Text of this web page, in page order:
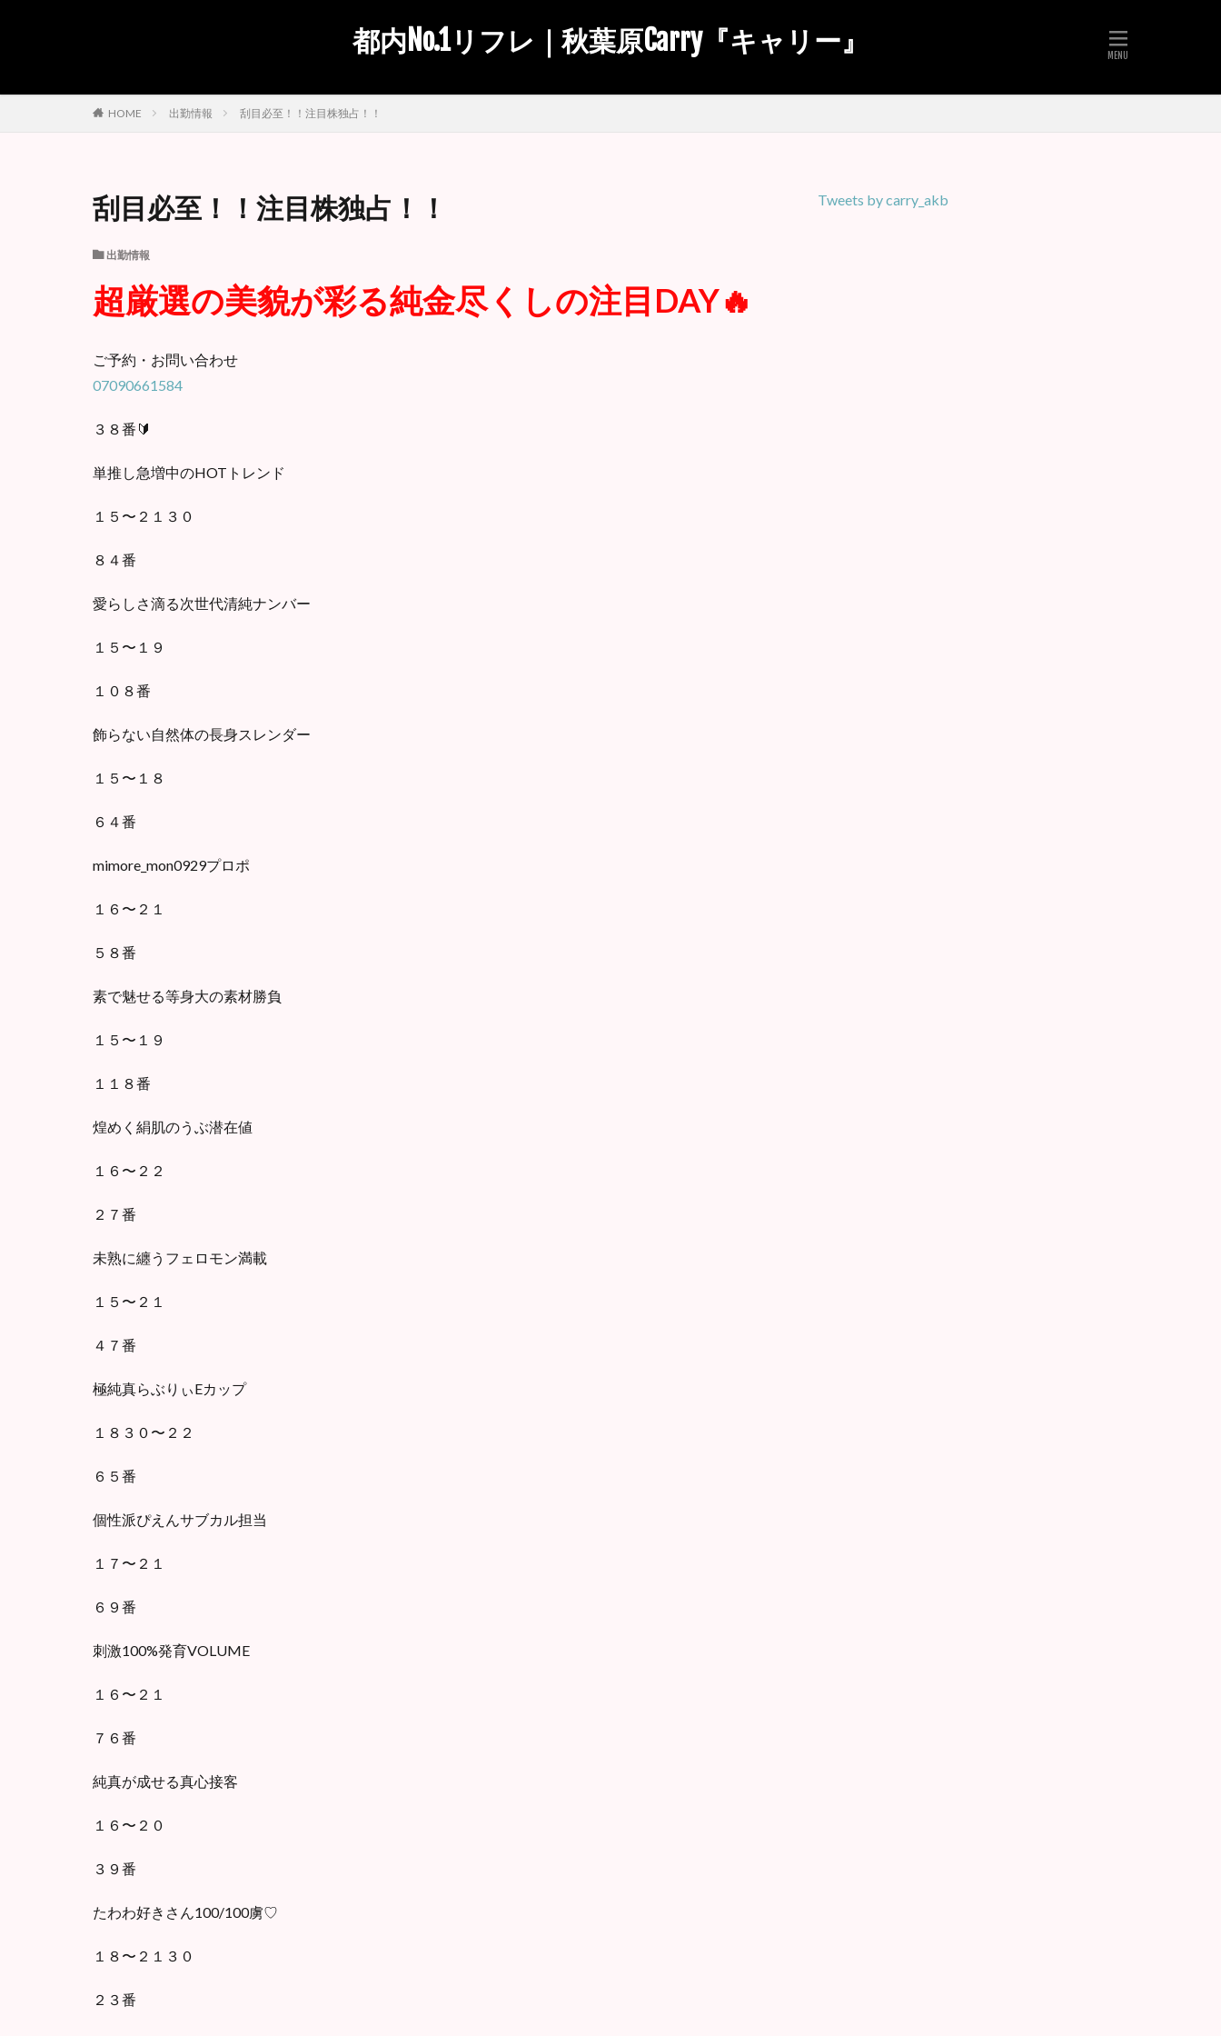
都内No.1リフレ｜秋葉原Carry『キャリー』
HOME 出勤情報 刮目必至！！注目株独占！！
刮目必至！！注目株独占！！
出勤情報
超厳選の美貌が彩る純金尽くしの注目DAY🔥
ご予約・お問い合わせ
07090661584
３８番🔰
単推し急増中のHOTトレンド
１５〜２１３０
８４番
愛らしさ滴る次世代清純ナンバー
１５〜１９
１０８番
飾らない自然体の長身スレンダー
１５〜１８
６４番
mimore_mon0929プロポ
１６〜２１
５８番
素で魅せる等身大の素材勝負
１５〜１９
１１８番
煌めく絹肌のうぶ潜在値
１６〜２２
２７番
未熟に纏うフェロモン満載
１５〜２１
４７番
極純真らぶりぃEカップ
１８３０〜２２
６５番
個性派ぴえんサブカル担当
１７〜２１
６９番
刺激100%発育VOLUME
１６〜２１
７６番
純真が成せる真心接客
１６〜２０
３９番
たわわ好きさん100/100虜♡
１８〜２１３０
２３番
Tweets by carry_akb